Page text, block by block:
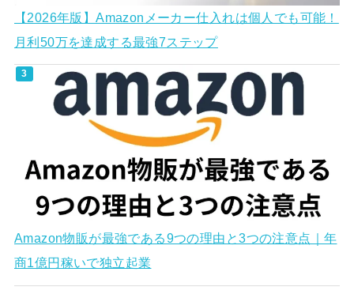
【2026年版】Amazonメーカー仕入れは個人でも可能！
月利50万を達成する最強7ステップ
Amazon物販が最強である9つの理由と3つの注意点｜年
商1億円稼いで独立起業